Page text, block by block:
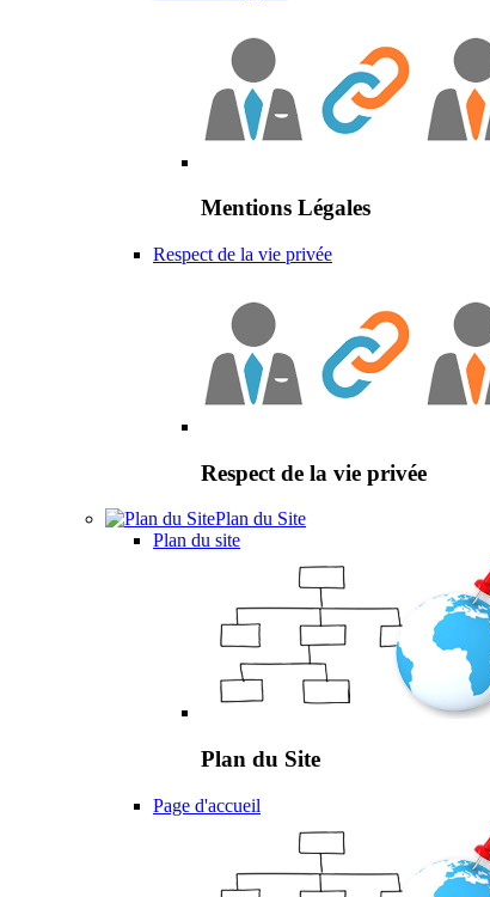
Mentions Légales
Respect de la vie privée
Respect de la vie privée
Plan du Site
Plan du site
Plan du Site
Page d'accueil